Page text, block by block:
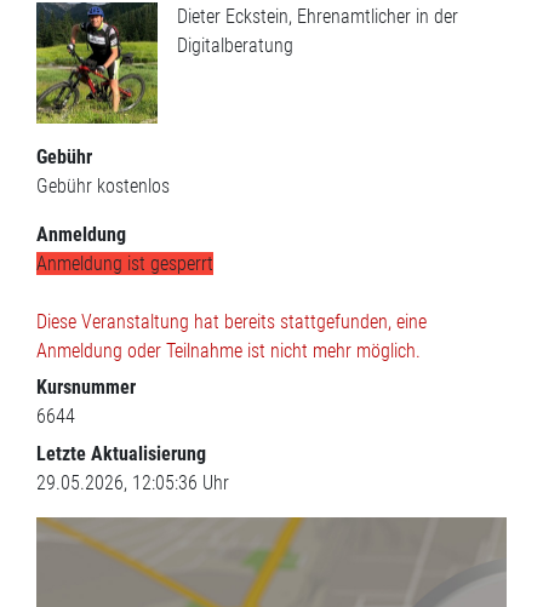
Dieter Eckstein, Ehrenamtlicher in der
Digitalberatung
Gebühr
Gebühr kostenlos
Anmeldung
Anmeldung ist gesperrt
Diese Veranstaltung hat bereits stattgefunden, eine
Anmeldung oder Teilnahme ist nicht mehr möglich.
Kursnummer
6644
Letzte Aktualisierung
29.05.2026, 12:05:36 Uhr